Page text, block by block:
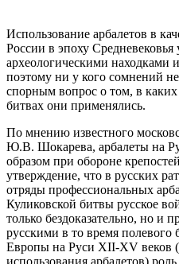
Использование арбалетов в
России в эпоху Средневековья
археологическими
поэтому ни у кого сомнений
спорным вопрос о том, в
битвах они применялись.
По мнению известного
Ю.В. Шокарева, арбалеты на
образом при обороне
утверждение, что в русских
отряды профессиональных
Куликовской битвы русское
только бездоказательно, но и
русскими в то время полевого
Европы на Руси ХII-XV веков
использования арбалетов)